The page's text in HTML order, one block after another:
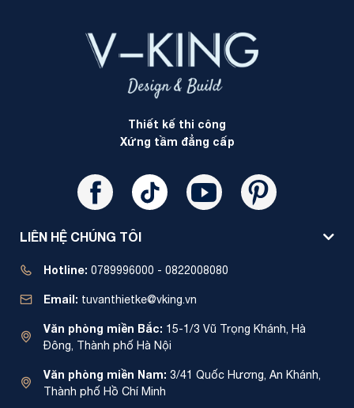
Thiết kế thi công
Xứng tầm đẳng cấp
LIÊN HỆ CHÚNG TÔI
Hotline: 0789996000 - 0822008080
Email: tuvanthietke@vking.vn
Văn phòng miền Bắc: 15-1/3 Vũ Trọng Khánh, Hà
Đông, Thành phố Hà Nội
Văn phòng miền Nam: 3/41 Quốc Hương, An Khánh,
Thành phố Hồ Chí Minh